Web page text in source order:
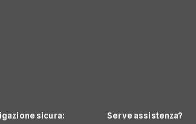
sicura: Serve assistenza?